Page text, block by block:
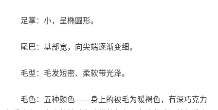
足掌：小，呈椭圆形。
尾巴：基部宽，向尖端逐渐变细。
毛型：毛发短密、柔软带光泽。
毛色：五种颜色——身上的被毛为暖褐色，有深巧克力